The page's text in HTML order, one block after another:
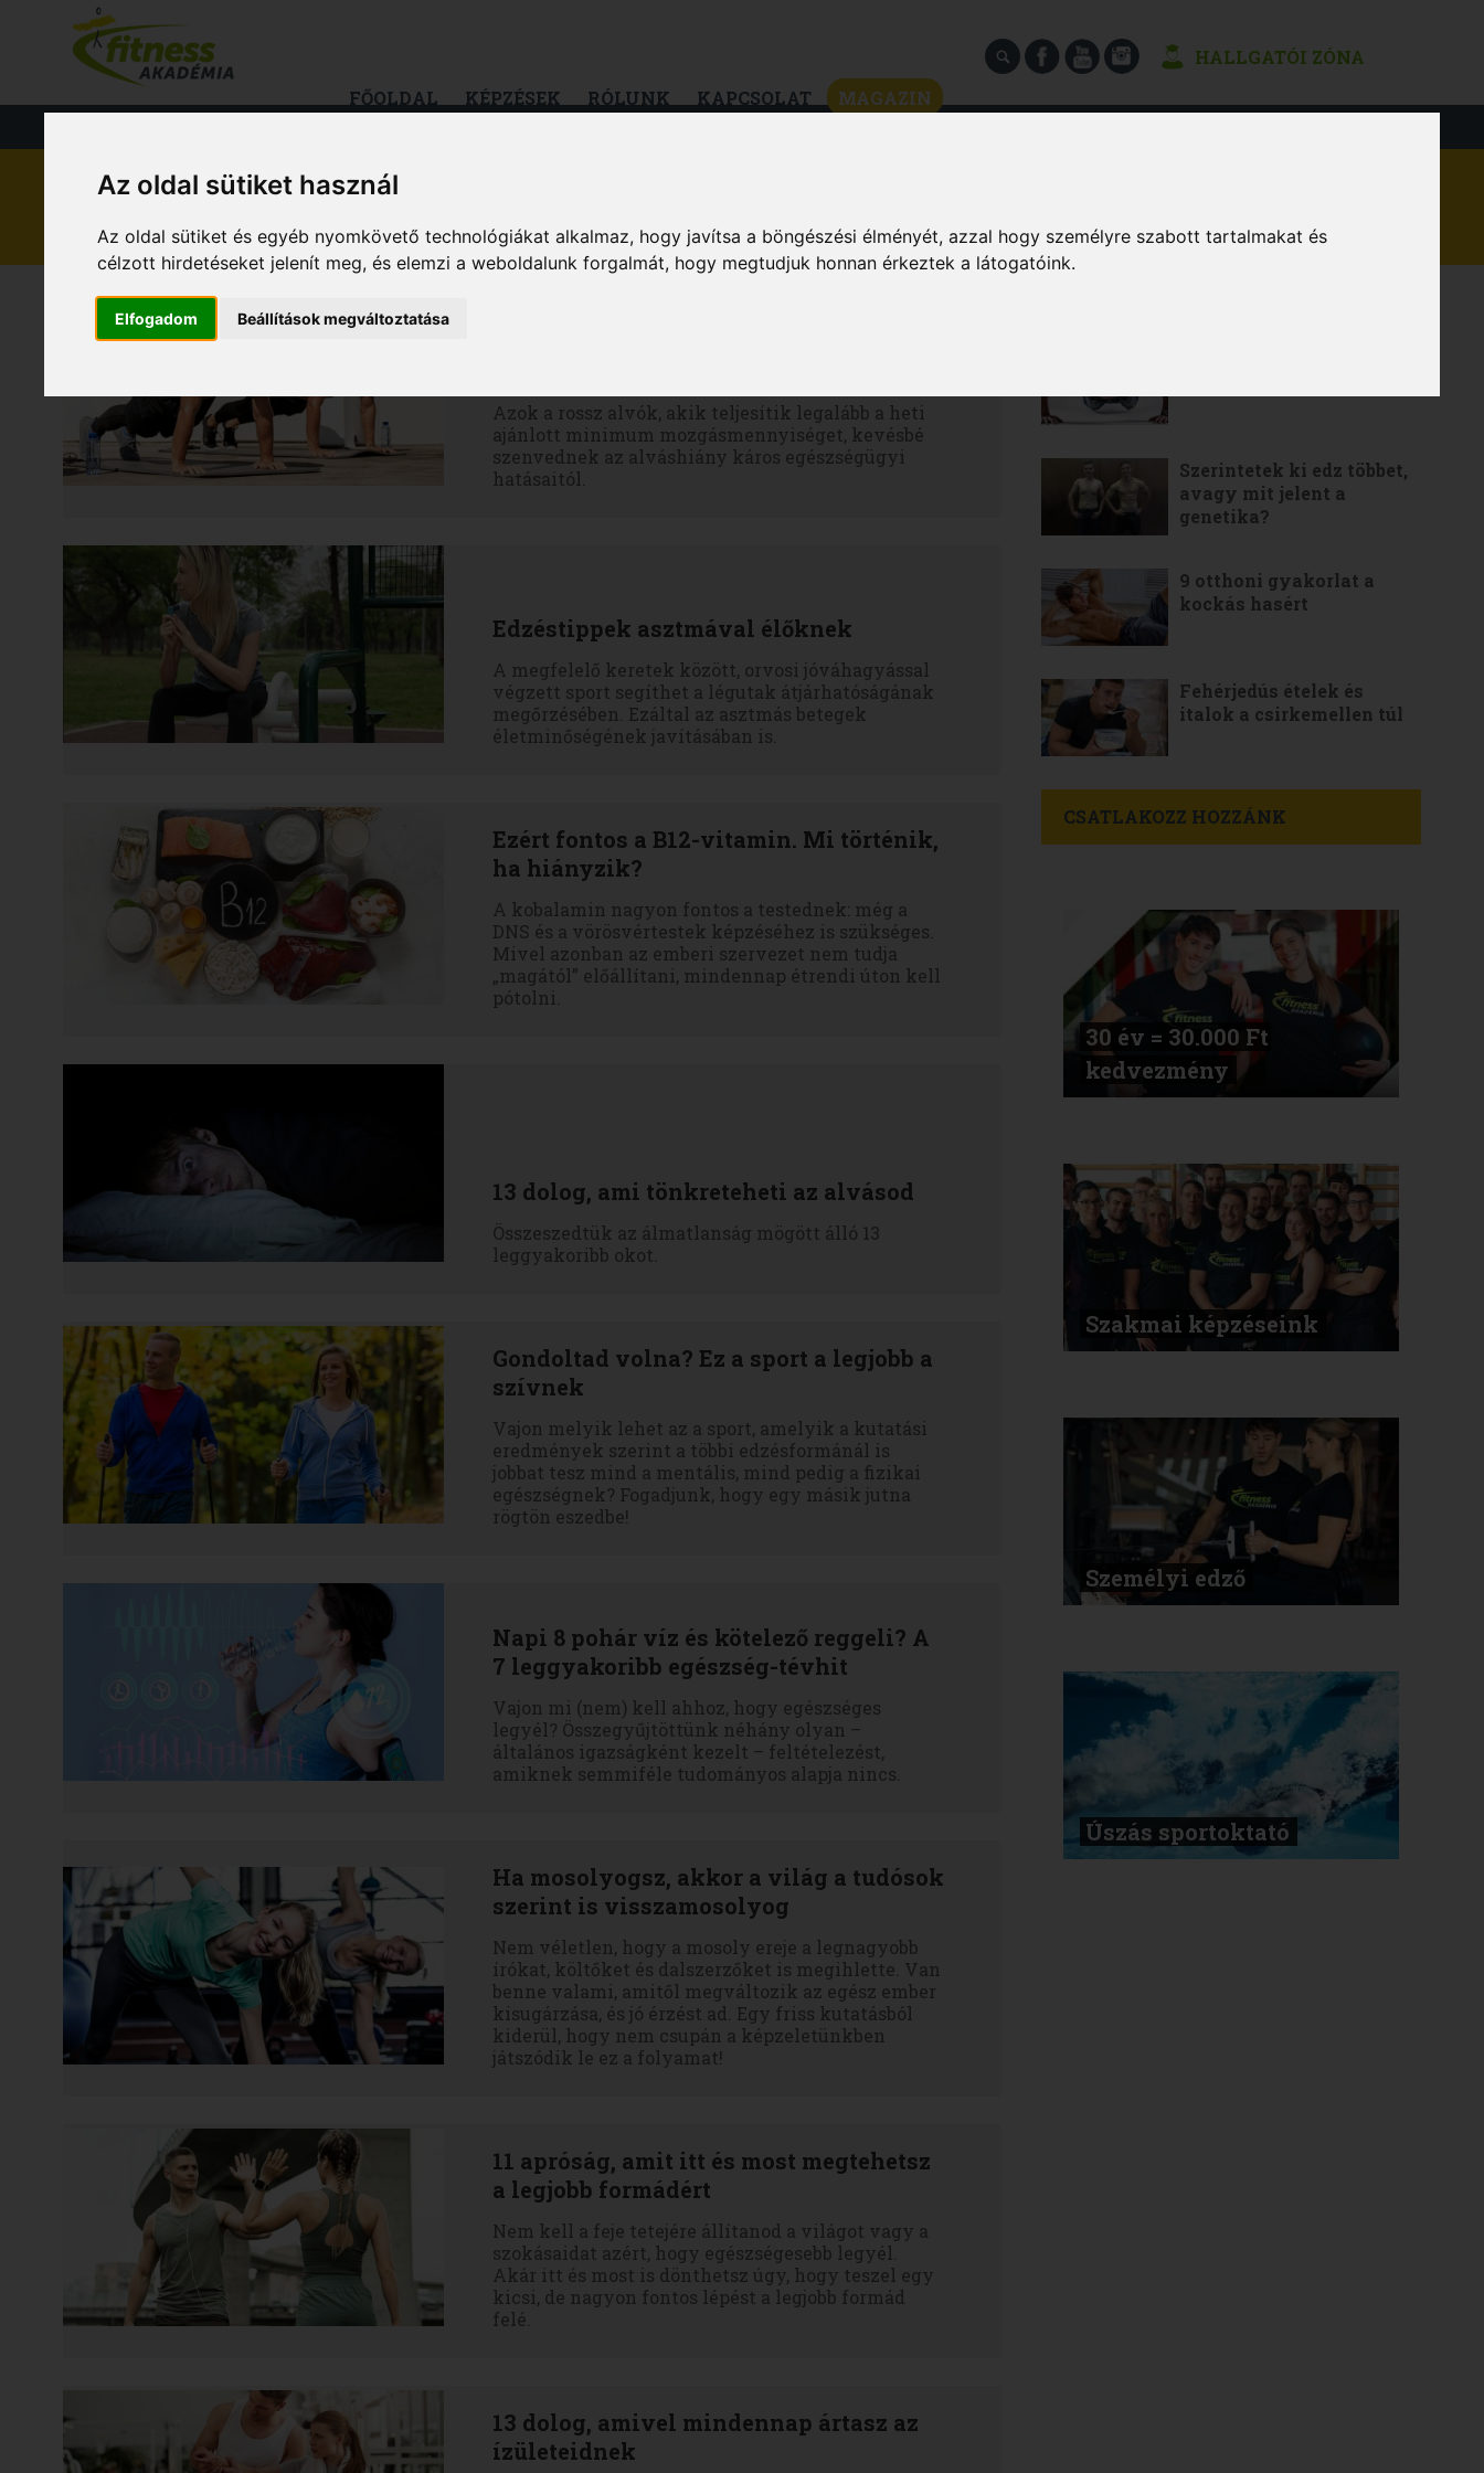
Az oldal sütiket használ
Az oldal sütiket és egyéb nyomkövető technológiákat alkalmaz, hogy javítsa a böngészési élményét, azzal hogy személyre szabott tartalmakat és
célzott hirdetéseket jelenít meg, és elemzi a weboldalunk forgalmát, hogy megtudjuk honnan érkeztek a látogatóink.
Elfogadom Beállítások megváltoztatása
HALLGATÓI ZÓNA
FŐOLDAL
KÉPZÉSEK RÓLUNK KAPCSOLAT
MAGAZIN
MAGAZIN
Azok a rossz alvók, akik teljesítik legalább a heti
ajánlott minimum mozgásmennyiséget, kevésbé
szenvednek az alváshiány káros egészségügyi
hatásaitól.
Edzéstippek asztmával élőknek
A megfelelő keretek között, orvosi jóváhagyással
végzett sport segíthet a légutak átjárhatóságának
megőrzésében. Ezáltal az asztmás betegek
életminőségének javításában is.
Ezért fontos a B12-vitamin. Mi történik,
ha hiányzik?
A kobalamin nagyon fontos a testednek: még a
DNS és a vörösvértestek képzéséhez is szükséges.
Mivel azonban az emberi szervezet nem tudja
„magától” előállítani, mindennap étrendi úton kell
pótolni.
13 dolog, ami tönkreteheti az alvásod
Összeszedtük az álmatlanság mögött álló 13
leggyakoribb okot.
Gondoltad volna? Ez a sport a legjobb a
szívnek
Vajon melyik lehet az a sport, amelyik a kutatási
eredmények szerint a többi edzésformánál is
jobbat tesz mind a mentális, mind pedig a fizikai
egészségnek? Fogadjunk, hogy egy másik jutna
rögtön eszedbe!
Napi 8 pohár víz és kötelező reggeli? A
7 leggyakoribb egészség-tévhit
Vajon mi (nem) kell ahhoz, hogy egészséges
legyél? Összegyűjtöttünk néhány olyan –
általános igazságként kezelt – feltételezést,
amiknek semmiféle tudományos alapja nincs.
Ha mosolyogsz, akkor a világ a tudósok
szerint is visszamosolyog
Nem véletlen, hogy a mosoly ereje a legnagyobb
írókat, költőket és dalszerzőket is megihlette. Van
benne valami, amitől megváltozik az egész ember
kisugárzása, és jó érzést ad. Egy friss kutatásból
kiderül, hogy nem csupán a képzeletünkben
játszódik le ez a folyamat!
11 apróság, amit itt és most megtehetsz
a legjobb formádért
Nem kell a feje tetejére állítanod a világot vagy a
szokásaidat azért, hogy egészségesebb legyél.
Akár itt és most is dönthetsz úgy, hogy teszel egy
kicsi, de nagyon fontos lépést a legjobb formád
felé.
13 dolog, amivel mindennap ártasz az
ízületeidnek
Szerintetek ki edz többet,
avagy mit jelent a
genetika?
9 otthoni gyakorlat a
kockás hasért
Fehérjedús ételek és
italok a csirkemellen túl
CSATLAKOZZ HOZZÁNK
30 év = 30.000 Ft
kedvezmény
Szakmai képzéseink
Személyi edző
Úszás sportoktató